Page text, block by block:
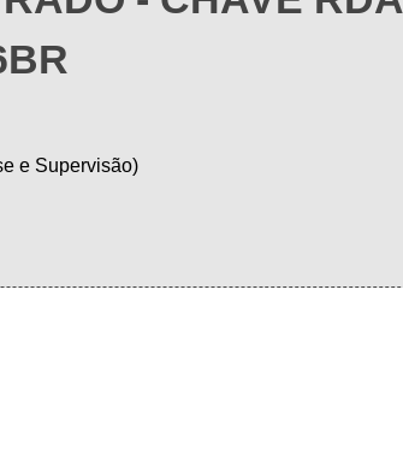
e Supervisão)